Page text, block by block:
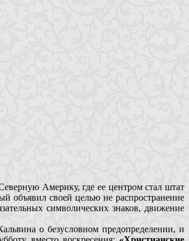
Америку, где ее центром стал штат
объявил своей целью не распространение
символических знаков, движение
о безусловном предопределении, и